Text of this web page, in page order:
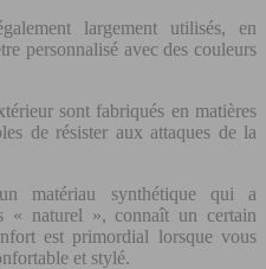
largement utilisés, en
personnalisé avec des couleurs
sont fabriqués en matières
de résister aux attaques de la
matériau synthétique qui a
« naturel », connaît un certain
est primordial lorsque vous
et stylé.